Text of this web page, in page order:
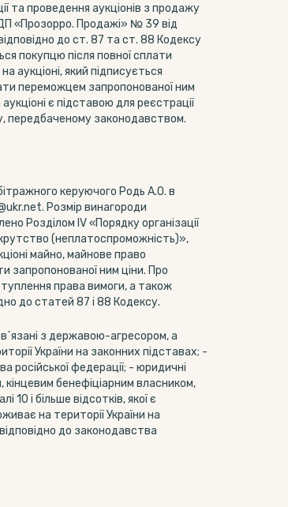
та проведення аукціонів з продажу
«Прозорро. Продажі» № 39 від
до ст. 87 та ст. 88 Кодексу
покупцю після повної сплати
аукціоні, який підписується
переможцем запропонованої ним
є підставою для реєстрації
передбаченому законодавством.
керуючого Родь А.О. в
Розмір винагороди
Розділом ІV «Порядку організації
(неплатоспроможність)»,
майно, майнове право
запропонованої ним ціни. Про
права вимоги, а також
до статей 87 і 88 Кодексу.
з державою-агресором, а
України на законних підставах; -
російської федерації; - юридичні
кінцевим бенефіціарним власником,
і більше відсотків, якої є
на території України на
до законодавства